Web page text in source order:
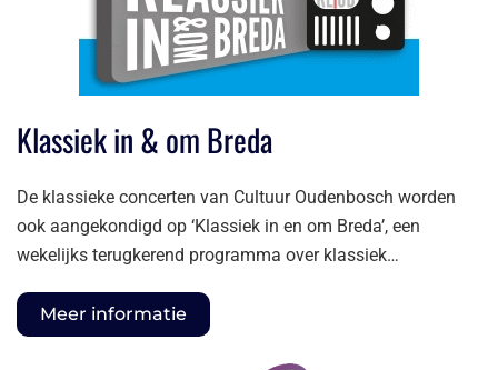
Klassiek in & om Breda
De klassieke concerten van Cultuur Oudenbosch worden
ook aangekondigd op ‘Klassiek in en om Breda’, een
wekelijks terugkerend programma over klassiek…
Meer informatie